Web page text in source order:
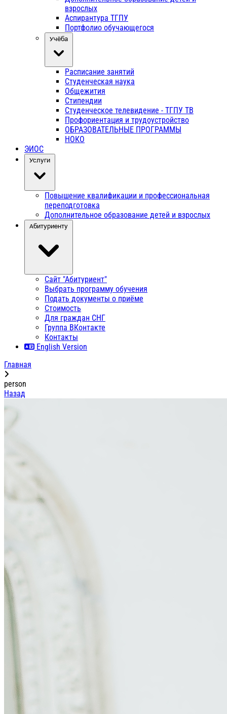
взрослых
Аспирантура ТГПУ
Портфолио обучающегося
Учёба
Расписание занятий
Студенческая наука
Общежития
Стипендии
Студенческое телевидение - ТГПУ ТВ
Профориентация и трудоустройство
ОБРАЗОВАТЕЛЬНЫЕ ПРОГРАММЫ
НОКО
ЭИОС
Услуги
Повышение квалификации и профессиональная
переподготовка
Дополнительное образование детей и взрослых
Абитуриенту
Сайт "Абитуриент"
Выбрать программу обучения
Подать документы о приёме
Стоимость
Для граждан СНГ
Группа ВКонтакте
Контакты
English Version
Главная
person
Назад